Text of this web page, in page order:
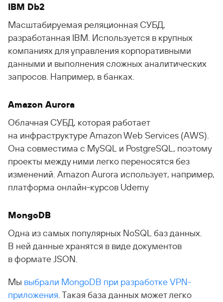
IBM Db2
Масштабируемая реляционная СУБД,
разработанная IBM. Используется в крупных
компаниях для управления корпоративными
данными и выполнения сложных аналитических
запросов. Например, в банках.
Amazon Aurora
Облачная СУБД, которая работает
на инфраструктуре Amazon Web Services (AWS).
Она совместима с MySQL и PostgreSQL, поэтому
проекты между ними легко переносятся без
изменений. Amazon Aurora использует, например,
платформа онлайн-курсов Udemy
MongoDB
Одна из самых популярных NoSQL баз данных.
В ней данные хранятся в виде документов
в формате JSON.
Мы выбрали MongoDB при разработке VPN-
приложения. Такая база данных может легко